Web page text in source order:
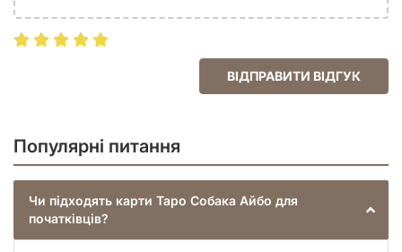
ВІДПРАВИТИ ВІДГУК
Популярні питання
Чи підходять карти Таро Собака Айбо для
початківців?